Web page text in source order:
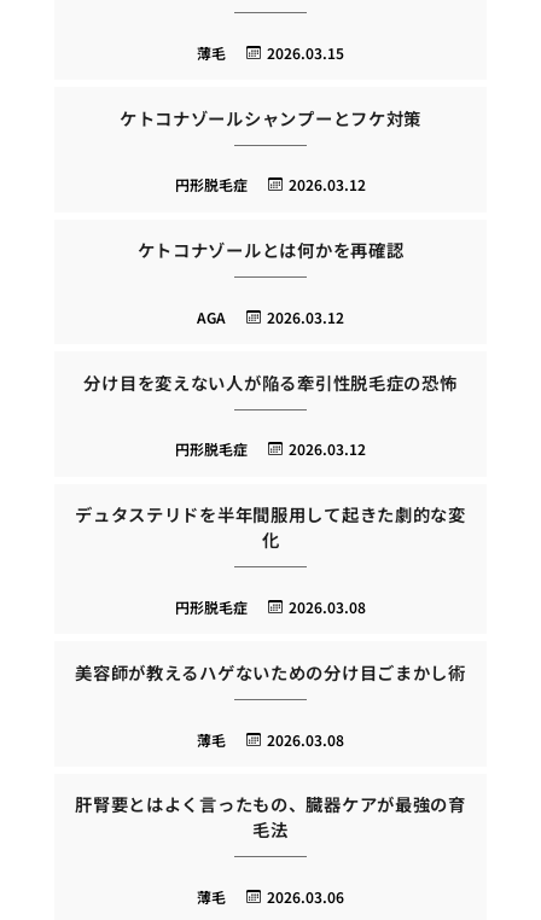
2026.03.15
薄毛
ケトコナゾールシャンプーとフケ対策
2026.03.12
円形脱毛症
ケトコナゾールとは何かを再確認
2026.03.12
AGA
分け目を変えない人が陥る牽引性脱毛症の恐怖
2026.03.12
円形脱毛症
デュタステリドを半年間服用して起きた劇的な変
化
2026.03.08
円形脱毛症
美容師が教えるハゲないための分け目ごまかし術
2026.03.08
薄毛
肝腎要とはよく言ったもの、臓器ケアが最強の育
毛法
2026.03.06
薄毛